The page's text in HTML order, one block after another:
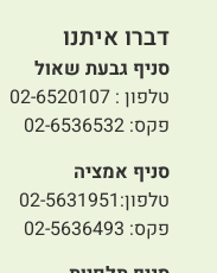
דברו איתנו
סניף גבעת שאול
טלפון : 02-6520107
פקס: 02-6536532
סניף אמציה
טלפון:02-5631951
פקס: 02-5636493